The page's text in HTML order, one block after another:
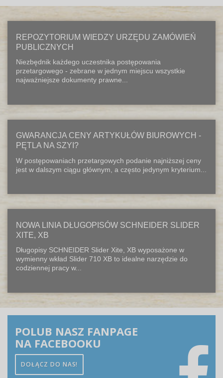
REPOZYTORIUM WIEDZY URZĘDU ZAMÓWIEŃ
PUBLICZNYCH
Niezbędnik każdego uczestnika postępowania
przetargowego - zebrane w jednym miejscu wszystkie
najważniejsze dokumenty prawne...
GWARANCJA CENY ARTYKUŁÓW BIUROWYCH -
PĘTLA NA SZYI?
W postępowaniach przetargowych podanie najniższej ceny
jest w dalszym ciągu głównym, a często jedynym kryterium...
NOWA LINIA DŁUGOPISÓW SCHNEIDER SLIDER
XITE, XB
Długopisy SCHNEIDER Slider Xite, XB wyposażone w
wymienny wkład Slider 710 XB to idealne narzędzie do
codziennej pracy w...
POLUB NASZ FANPAGE
NA FACEBOOKU
DOŁĄCZ DO NAS!